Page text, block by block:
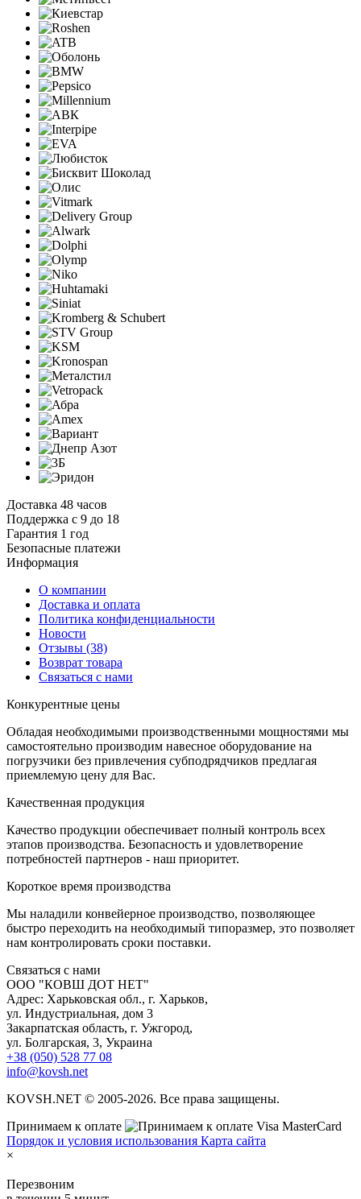
Доставка 48 часов
Поддержка с 9 до 18
Гарантия 1 год
Безопасные платежи
Информация
О компании
Доставка и оплата
Политика конфиденциальности
Новости
Отзывы (38)
Возврат товара
Связаться с нами
Конкурентные цены
Обладая необходимыми производственными мощностями мы
самостоятельно производим навесное оборудование на
погрузчики без привлечения субподрядчиков предлагая
приемлемую цену для Вас.
Качественная продукция
Качество продукции обеспечивает полный контроль всех
этапов производства. Безопасность и удовлетворение
потребностей партнеров - наш приоритет.
Короткое время производства
Мы наладили конвейерное производство, позволяющее
быстро переходить на необходимый типоразмер, это позволяет
нам контролировать сроки поставки.
Связаться с нами
ООО "КОВШ ДОТ НЕТ"
Адрес: Харьковская обл., г. Харьков,
ул. Индустриальная, дом 3
Закарпатская область, г. Ужгород,
ул. Болгарская, 3, Украина
+38 (050) 528 77 08
info@kovsh.net
KOVSH.NET © 2005-2026. Все права защищены.
Принимаем к оплате
Порядок и условия использования Карта сайта
×
Перезвоним